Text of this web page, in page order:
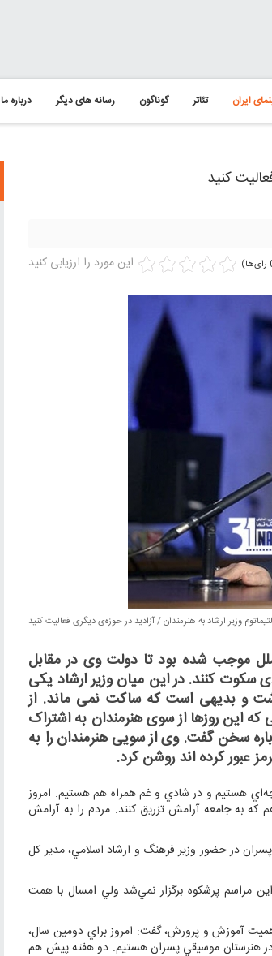
ایران تئاتر گوناگون رسانه های دیگر درباره ما
کنید
این مورد را ارزیابی کنید
وزیر ارشاد به هنرمندان / آزادید در حوزه‌ی دیگری فعالیت کنید
موجب شده بود تا دولت وی در مقابل
سکوت کنند. در این میان وزیر ارشاد یکی
و بدیهی است که ساکت نمی ماند. از
این روزها از سوی هنرمندان به اشتراک
سخن گفت. وی از سویی هنرمندان را به
عبور کرده اند روشن کرد.
هستيم و در شادي و غم همراه هم هستيم. امروز
که به جامعه آرامش تزريق کنند. مردم را به آرامش
در حضور وزير فرهنگ و ارشاد اسلامي، مدير کل
مراسم پرشکوه برگزار نمي‌شد ولي امسال با همت
اهميت آموزش و پرورش، گفت: امروز براي دومين سال،
در هنرستان موسيقي پسران هستيم. دو هفته پيش هم